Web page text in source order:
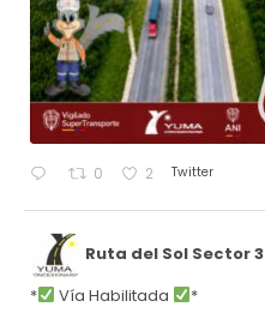
0 2 Twitter
Ruta del Sol Sector 3
* Vía Habilitada
*